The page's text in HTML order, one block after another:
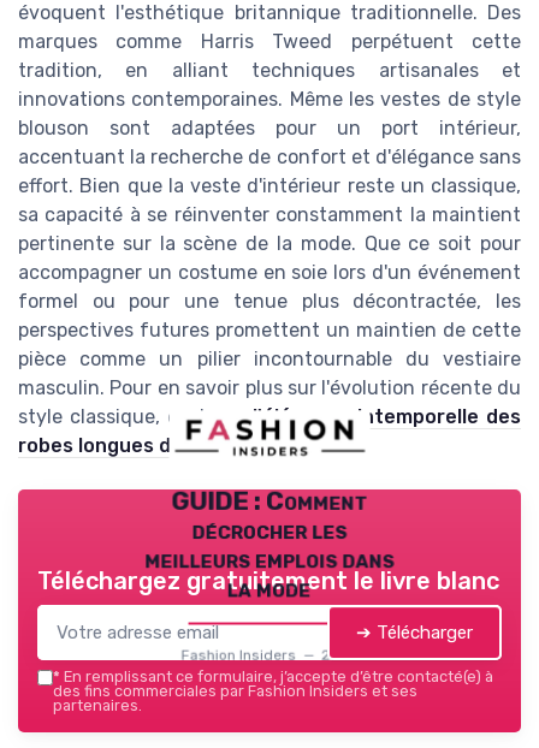
évoquent l'esthétique britannique traditionnelle. Des
marques comme Harris Tweed perpétuent cette
tradition, en alliant techniques artisanales et
innovations contemporaines. Même les vestes de style
blouson sont adaptées pour un port intérieur,
accentuant la recherche de confort et d'élégance sans
effort. Bien que la veste d'intérieur reste un classique,
sa capacité à se réinventer constamment la maintient
pertinente sur la scène de la mode. Que ce soit pour
accompagner un costume en soie lors d'un événement
formel ou pour une tenue plus décontractée, les
perspectives futures promettent un maintien de cette
pièce comme un pilier incontournable du vestiaire
masculin. Pour en savoir plus sur l'évolution récente du
style classique, explorezl'élégance intemporelle des
robes longues de Goa.
GUIDE : Comment
décrocher les
meilleurs emplois dans
la mode
Fashion Insiders — 2026
Téléchargez gratuitement le livre blanc
➔ Télécharger
* En remplissant ce formulaire, j’accepte d’être contacté(e) à
des fins commerciales par Fashion Insiders et ses
partenaires.